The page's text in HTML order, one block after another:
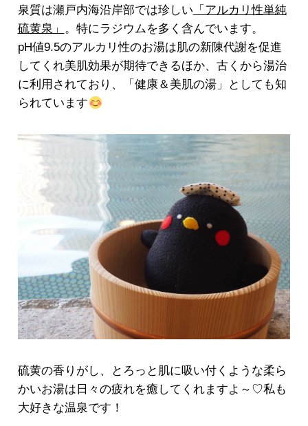
泉質は瀬戸内海沿岸部では珍しい 「アルカリ性単純
硫黄泉」 。特にラジウムを多く含んでいます。
pH値9.5のアルカリ性のお湯は肌の新陳代謝を促進
してくれ美肌効果が期待できるほか、古くから湯治
に利用されており、「健康＆美肌の湯」としても知
られています
硫黄の香りがし、とろっと肌に吸い付くような柔ら
かいお湯は日々の疲れを癒してくれますよ～♡私も
大好きな温泉です！